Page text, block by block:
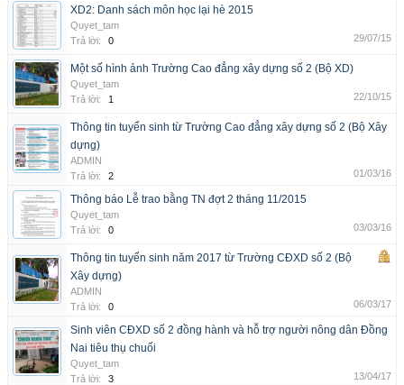
XD2: Danh sách môn học lại hè 2015
Quyet_tam
Trả lời:
0 29/07/15
Một số hình ảnh Trường Cao đẳng xây dựng số 2 (Bộ XD)
Quyet_tam
Trả lời:
1 22/10/15
Thông tin tuyển sinh từ Trường Cao đẳng xây dựng số 2 (Bộ Xây
dựng)
ADMIN
Trả lời:
2 01/03/16
Thông báo Lễ trao bằng TN đợt 2 tháng 11/2015
Quyet_tam
Trả lời:
0 03/03/16
Thông tin tuyển sinh năm 2017 từ Trường CĐXD số 2 (Bộ
Xây dựng)
ADMIN
Trả lời:
0 06/03/17
Sinh viên CĐXD số 2 đồng hành và hỗ trợ người nông dân Đồng
Nai tiêu thụ chuối
Quyet_tam
Trả lời:
3 13/04/17